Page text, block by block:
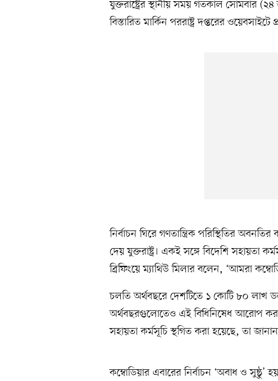
যুক্তরাষ্ট্রের স্থানীয় সময় গতকাল সোমবার
বিস্তারিত মার্কিন পররাষ্ট্র দপ্তরের
নির্বাচন ঘিরে গণতান্ত্রিক পরিস্থিতির
দেয় যুক্তরাষ্ট্র। একই সঙ্গে বিদেশি সহায়তা
ব্রিফিংয়ে ম্যাথিউ মিলার বলেন, ‘আমরা
চলতি অর্থবছরে দেশটিতে ১ কোটি ৮০ লাখ
অর্থবছরগুলোতেও এই বিধিনিষেধ আরোপ
সহায়তা কর্মসূচি স্থগিত করা হয়েছে, তা
কম্বোডিয়ার এবারের নির্বাচন ‘অবাধ ও সুষ্ঠু’